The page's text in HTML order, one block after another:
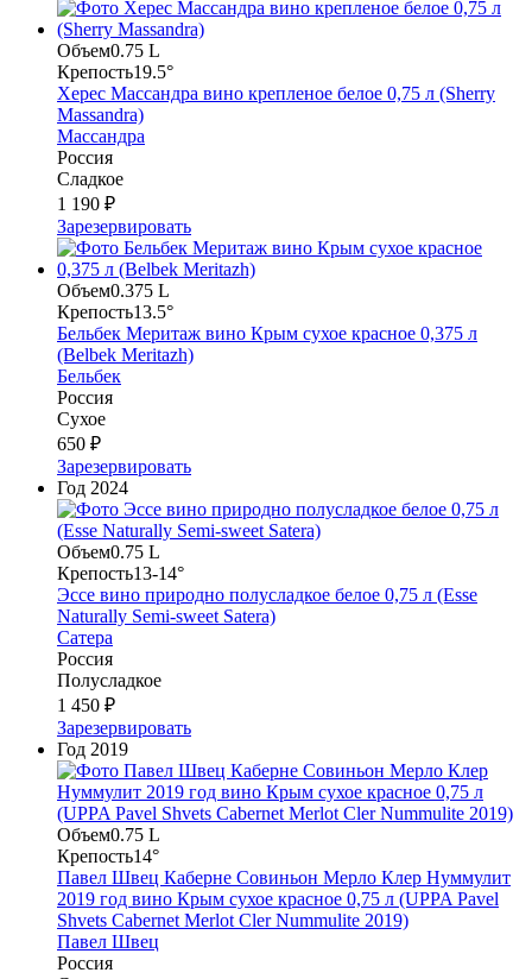
Объем0.75 L
Крепость19.5°
Херес Массандра вино крепленое белое 0,75 л (Sherry
Massandra)
Массандра
Россия
Сладкое
1 190 ₽
Зарезервировать
Объем0.375 L
Крепость13.5°
Бельбек Меритаж вино Крым сухое красное 0,375 л
(Belbek Meritazh)
Бельбек
Россия
Сухое
650 ₽
Зарезервировать
Год 2024
Объем0.75 L
Крепость13-14°
Эссе вино природно полусладкое белое 0,75 л (Esse
Naturally Semi-sweet Satera)
Сатера
Россия
Полусладкое
1 450 ₽
Зарезервировать
Год 2019
Объем0.75 L
Крепость14°
Павел Швец Каберне Совиньон Мерло Клер Нуммулит
2019 год вино Крым сухое красное 0,75 л (UPPA Pavel
Shvets Сabernet Merlot Cler Nummulite 2019)
Павел Швец
Россия